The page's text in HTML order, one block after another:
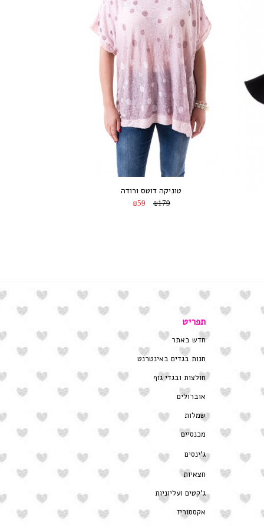
טוניקה דוטס ורודה
₪179
₪59
תפריט
חדש באתר
חנות בגדים באינטרנט
חולצות ובגדי גוף
אוברולים
שמלות
מכנסיים
ג’ינסים
חצאיות
ג’קטים ועליוניות
אקססוריז